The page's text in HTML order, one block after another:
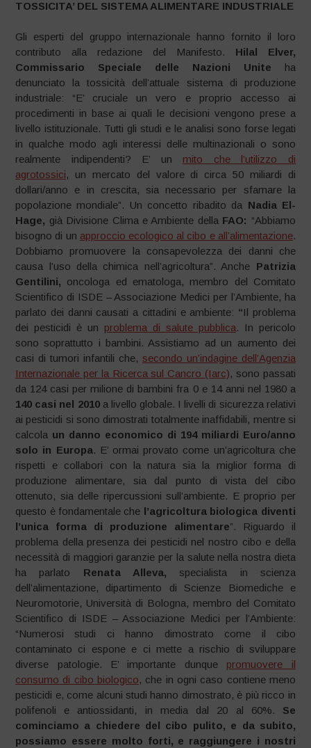
TOSSICITA’ DEL SISTEMA ALIMENTARE INDUSTRIALE
Gli esperti del gruppo internazionale hanno fornito il loro
contributo alla redazione del Manifesto. Hilal Elver,
Commissario Speciale delle Nazioni Unite ha
denunciato la tossicità dell’attuale sistema di produzione
industriale: “E’ cruciale un vero e proprio accesso ai
procedimenti in base ai quali le decisioni vengono prese a
livello istituzionale. Tutti gli studi e le analisi sono forse legati
in qualche modo agli interessi delle multinazionali o sono
realmente indipendenti? E’ un mito che l’utilizzo di
agrotossici, un mercato del valore di circa 50 miliardi di
dollari/anno e in crescita, sia necessario per sfamare la
popolazione mondiale”. Un concetto ribadito da Nadia El-
Hage, già Divisione Clima e Ambiente della FAO: “Abbiamo
bisogno di un approccio ecologico al cibo e all’alimentazione.
Dobbiamo promuovere la consapevolezza dei danni che
causa l’uso della chimica nell’agricoltura”. Anche Patrizia
Gentilini, oncologa ed ematologa, membro del Comitato
Scientifico di ISDE – Associazione Medici per l’Ambiente, ha
parlato dei danni causati a cittadini e ambiente: “Il problema
dei pesticidi è un problema di salute pubblica. In pericolo
sono soprattutto i bambini. Assistiamo ad un aumento dei
casi di tumori infantili che, secondo un’indagine dell’Agenzia
Internazionale per la Ricerca sul Cancro (Iarc), sono passati
da 124 casi per milione di bambini fra 0 e 14 anni nel 1980 a
140 casi nel 2010 a livello globale. I livelli di sicurezza relativi
ai pesticidi si sono dimostrati totalmente inaffidabili, mentre si
calcola un danno economico di 194 miliardi Euro/anno
solo in Europa. E’ ormai provato come un’agricoltura che
rispetti e collabori con la natura sia la miglior forma di
produzione alimentare, sia dal punto di vista del cibo
ottenuto, sia delle ripercussioni sull’ambiente. E proprio per
questo è fondamentale che l’agricoltura biologica diventi
l’unica forma di produzione alimentare”. Riguardo il
problema della presenza dei pesticidi nel nostro cibo e della
necessità di maggiori garanzie per la salute nella nostra dieta
ha parlato Renata Alleva, specialista in scienza
dell’alimentazione, dipartimento di Scienze Biomediche e
Neuromotorie, Università di Bologna, membro del Comitato
Scientifico di ISDE – Associazione Medici per l’Ambiente:
“Numerosi studi ci hanno dimostrato come il cibo
contaminato ci espone e ci mette a rischio di sviluppare
diverse patologie. E’ importante dunque promuovere il
consumo di cibo biologico, che in ogni caso contiene meno
pesticidi e, come alcuni studi hanno dimostrato, è più ricco in
polifenoli e antiossidanti, in media dal 20 al 60%. Se
cominciamo a chiedere del cibo pulito, e da subito,
possiamo essere molto forti, e raggiungere i nostri